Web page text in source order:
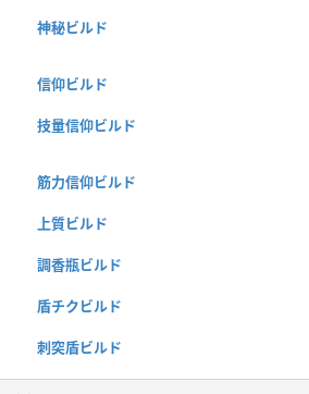
神秘ビルド
信仰ビルド
技量信仰ビルド
筋力信仰ビルド
上質ビルド
調香瓶ビルド
盾チクビルド
刺突盾ビルド